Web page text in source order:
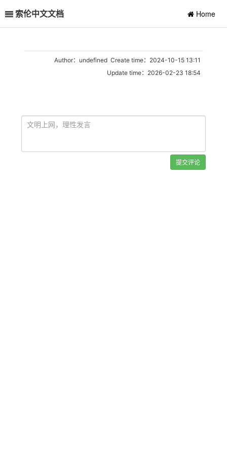
索伦中文文档 Home
Author：undefined Create time：2024-10-15 13:11
Update time：2026-02-23 18:54
提交评论